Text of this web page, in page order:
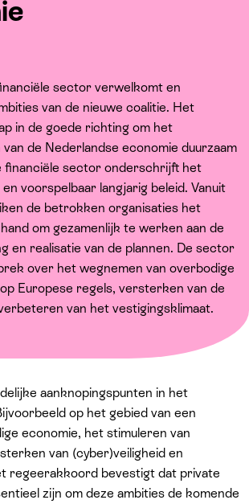
sector verwelkomt en
van de nieuwe coalitie. Het
in de goede richting om het
de Nederlandse economie duurzaam
financiële sector onderschrijft het
voorspelbaar langjarig beleid. Vanuit
de betrokken organisaties het
om gezamenlijk te werken aan de
en realisatie van de plannen. De sector
over het wegnemen van overbodige
Europese regels, versterken van de
van het vestigingsklimaat.
aanknopingspunten in het
op het gebied van een
economie, het stimuleren van
van (cyber)veiligheid en
regeerakkoord bevestigt dat private
zijn om deze ambities de komende